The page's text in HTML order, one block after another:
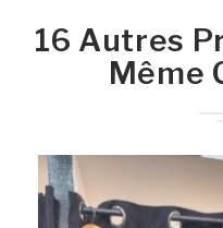
16 Autres
Même